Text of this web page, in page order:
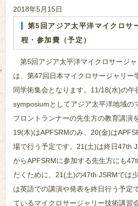
2018年5月15日
第5回アジア太平洋マイクロサージャリー学会 日
程・参加費（予定）
第5回アジア太平洋マイクロサージ
は、第47回日本マイクロサージャリー
同学術集会となります。11/18(水)の午
symposiumとしてアジア太平洋地域の
フロントランナーの先生方の教育講演
19(木)はAPFSRMのみ、20(金)は
場で行う予定です。21(土)は終日47th
からAPFSRMに参加する先生方にも
だくために、21(土)の47th JSRMでは
は英語での講演や発表を終日行う予定
ているマイクロサージャリー技術講習